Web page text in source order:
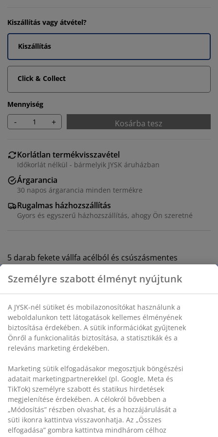
Kiszállítás vagy átvétel?
Kiszállítás
Click & Collect
Mennyiség
- + Kosárba tesz
Korlátlan termékvisszavétel
Időkorlát nélkül - bármelyik JYSK áruházban
Árgarancia
30 napos árgarancia minden termékre
Rugalmas házhozszállítás
Gyors és egyszerű házhozszállítás, ahogy Ön szeretné
5 darab fekete vállfa acélból és csúszásmentes
helyükön. A karcsú és elegáns kialakítás maximalizálja a
SKU: 4912551
Részletes Adatok
Értékelések
(11)
Személyre szabott élményt nyújtunk
A JYSK-nél sütiket és mobilazonosítókat használunk a
weboldalunkon tett látogatások kellemes élményének
biztosítása érdekében. A sütik információkat gyűjtenek
Önről a funkcionalitás biztosítása, a statisztikák és a
releváns marketing érdekében.
Marketing sütik elfogadásakor megosztjuk böngészési
adatait marketingpartnerekkel (pl. Google, Meta és TikTok)
személyre szabott és statikus hirdetések megjelenítése